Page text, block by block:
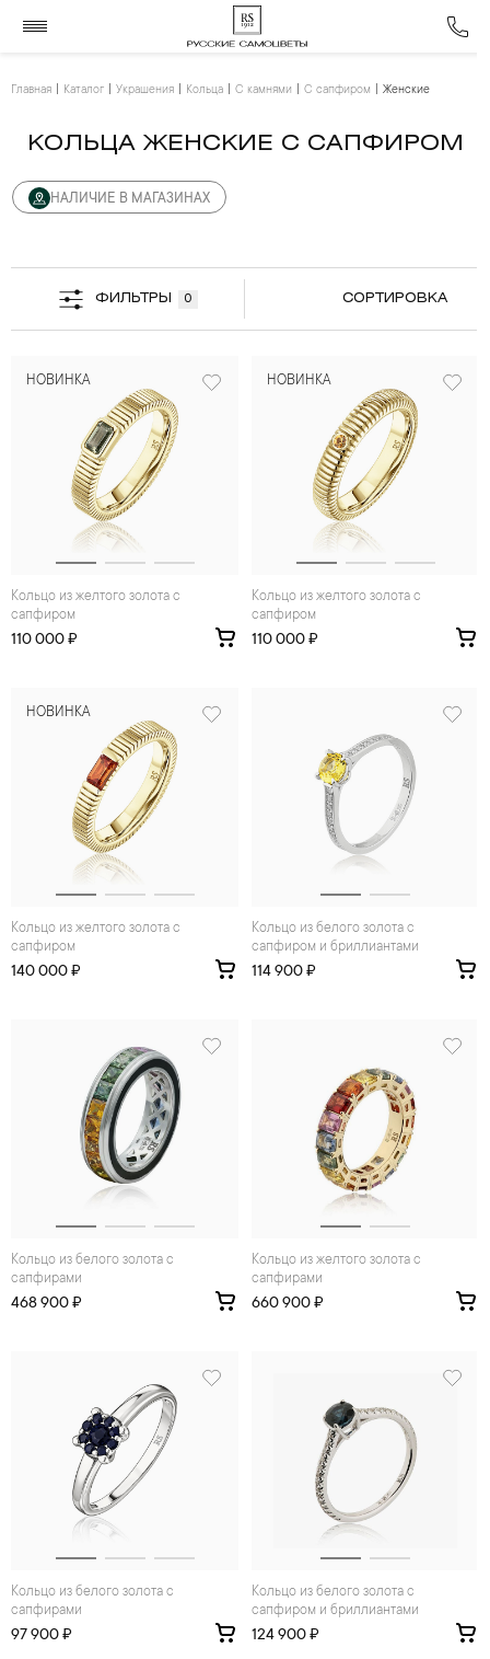
Главная Каталог Украшения Кольца С камнями С сапфиром Женские
КОЛЬЦА ЖЕНСКИЕ С САПФИРОМ
НАЛИЧИЕ В МАГАЗИНАХ
ФИЛЬТРЫ 0 СОРТИРОВКА
НОВИНКА
Кольцо из желтого золота с
сапфиром
110 000 ₽
НОВИНКА
Кольцо из желтого золота с
сапфиром
110 000 ₽
НОВИНКА
Кольцо из желтого золота с
сапфиром
140 000 ₽
Кольцо из белого золота с
сапфиром и бриллиантами
114 900 ₽
Кольцо из белого золота с
сапфирами
468 900 ₽
Кольцо из желтого золота с
сапфирами
660 900 ₽
Кольцо из белого золота с
сапфирами
97 900 ₽
Кольцо из белого золота с
сапфиром и бриллиантами
124 900 ₽